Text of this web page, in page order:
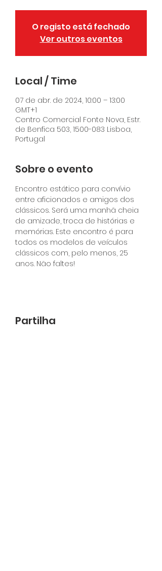
O registo está fechado
Ver outros eventos
Local / Time
07 de abr. de 2024, 10:00 – 13:00
GMT+1
Centro Comercial Fonte Nova, Estr.
de Benfica 503, 1500-083 Lisboa,
Portugal
Sobre o evento
Encontro estático para convívio
entre aficionados e amigos dos
clássicos. Será uma manhã cheia
de amizade, troca de histórias e
memórias. Este encontro é para
todos os modelos de veículos
clássicos com, pelo menos, 25
anos. Não faltes!
Partilha